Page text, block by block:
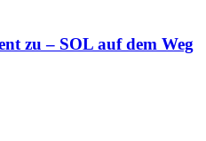
zu – SOL auf dem Weg